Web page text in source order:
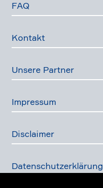
FAQ
Kontakt
Unsere Partner
Impressum
Disclaimer
Daten­schutz­er­klä­rung